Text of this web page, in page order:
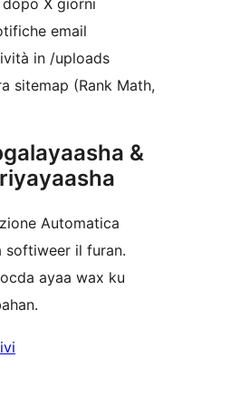
X giorni
email
in /uploads
sitemap (Rank Math,
&
Automatica
softiweer il furan.
ayaa wax ku